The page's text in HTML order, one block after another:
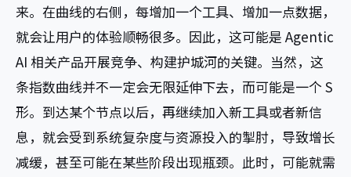
来。在曲线的右侧，每增加一个工具、增加一点数据，
就会让用户的体验顺畅很多。因此，这可能是 Agentic
AI 相关产品开展竞争、构建护城河的关键。当然，这
条指数曲线并不一定会无限延伸下去，而可能是一个 S
形。到达某个节点以后，再继续加入新工具或者新信
息，就会受到系统复杂度与资源投入的掣肘，导致增长
减缓，甚至可能在某些阶段出现瓶颈。此时，可能就需